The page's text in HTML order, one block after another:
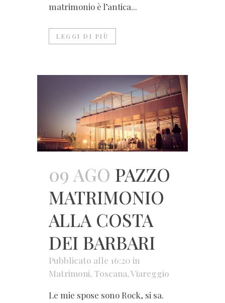
matrimonio è l’antica...
LEGGI DI PIÙ
09 AGO PAZZO
MATRIMONIO
ALLA COSTA
DEI BARBARI
Pubblicato alle 16:20 in
Matrimoni, Toscana,Viareggio
Le mie spose sono Rock, si sa.